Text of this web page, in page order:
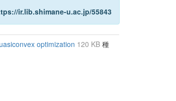
ir.lib.shimane-u.ac.jp/55843
optimization 120 KB 種